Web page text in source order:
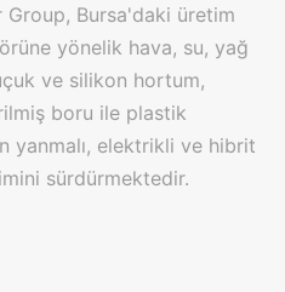
Group, Bursa'daki üretim
yönelik hava, su, yağ
ve silikon hortum,
boru ile plastik
yanmalı, elektrikli ve hibrit
sürdürmektedir.
Badırga Karma OSB
bulunan üretim